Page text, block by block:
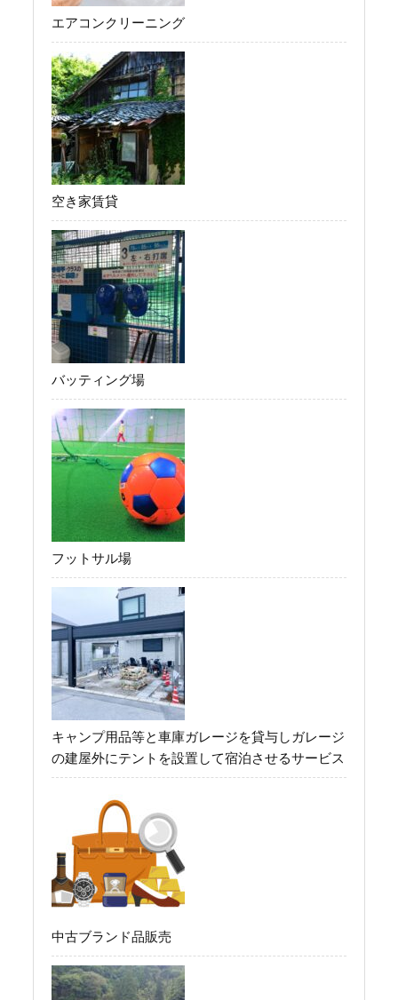
エアコンクリーニング
空き家賃貸
バッティング場
フットサル場
キャンプ用品等と車庫ガレージを貸与しガレージ
の建屋外にテントを設置して宿泊させるサービス
中古ブランド品販売